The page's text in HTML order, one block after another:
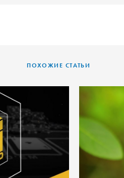
ПОХОЖИЕ СТАТЬИ